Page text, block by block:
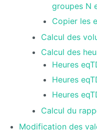
Enrichir
son site de
publication
de l'offre
de
formation
son offre
formation
avec
Ametys
ODF
groupes N
Copier les
Calcul des
Calcul des
Heures
Heures
Heures
Calcul du
Modification des